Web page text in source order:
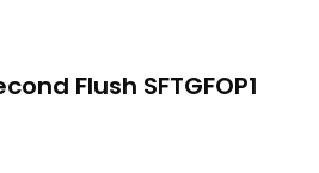
Flush SFTGFOP1